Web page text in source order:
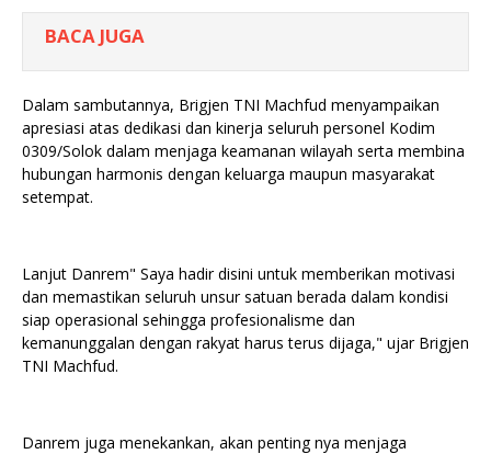
BACA JUGA
Dalam sambutannya, Brigjen TNI Machfud menyampaikan
apresiasi atas dedikasi dan kinerja seluruh personel Kodim
0309/Solok dalam menjaga keamanan wilayah serta membina
hubungan harmonis dengan keluarga maupun masyarakat
setempat.
Lanjut Danrem" Saya hadir disini untuk memberikan motivasi
dan memastikan seluruh unsur satuan berada dalam kondisi
siap operasional sehingga profesionalisme dan
kemanunggalan dengan rakyat harus terus dijaga," ujar Brigjen
TNI Machfud.
Danrem juga menekankan, akan penting nya menjaga